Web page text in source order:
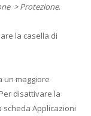
> Protezione.
la casella di
un maggiore
disattivare la
Applicazioni